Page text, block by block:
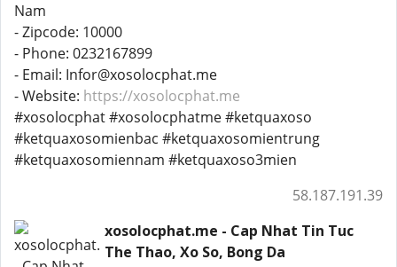
Nam
- Zipcode: 10000
- Phone: 0232167899
- Email: Infor@xosolocphat.me
- Website: https://xosolocphat.me
#xosolocphat #xosolocphatme #ketquaxoso
#ketquaxosomienbac #ketquaxosomientrung
#ketquaxosomiennam #ketquaxoso3mien
58.187.191.39
xosolocphat.me - Cap Nhat Tin Tuc
The Thao, Xo So, Bong Da